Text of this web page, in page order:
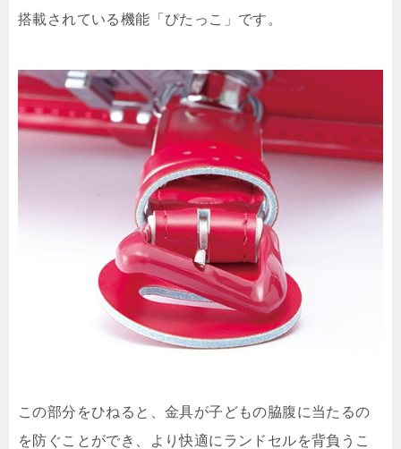
搭載されている機能「ぴたっこ」です。
この部分をひねると、金具が子どもの脇腹に当たるの
を防ぐことができ、より快適にランドセルを背負うこ